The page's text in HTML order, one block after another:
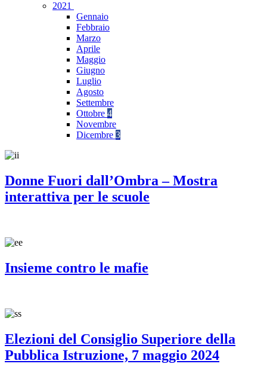
2021
Gennaio
Febbraio
Marzo
Aprile
Maggio
Giugno
Luglio
Agosto
Settembre
Ottobre 4
Novembre
Dicembre 3
Donne Fuori dall’Ombra – Mostra
interattiva per le scuole
Insieme contro le mafie
Elezioni del Consiglio Superiore della
Pubblica Istruzione, 7 maggio 2024